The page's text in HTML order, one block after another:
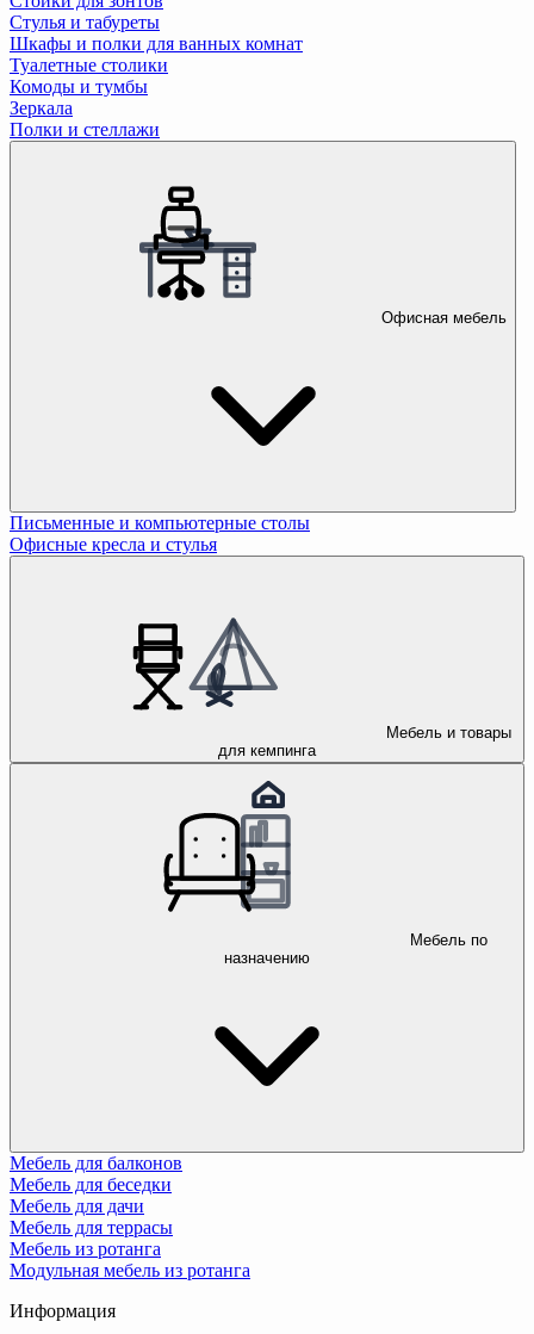
Стулья и табуреты
Шкафы и полки для ванных комнат
Туалетные столики
Комоды и тумбы
Зеркала
Полки и стеллажи
Офисная мебель
Письменные и компьютерные столы
Офисные кресла и стулья
Мебель и товары
для кемпинга
Мебель по
назначению
Мебель для балконов
Мебель для беседки
Мебель для дачи
Мебель для террасы
Мебель из ротанга
Модульная мебель из ротанга
Информация